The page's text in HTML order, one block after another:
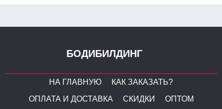
БОДИБИЛДИНГ
НА ГЛАВНУЮ
КАК ЗАКАЗАТЬ?
ОПЛАТА И ДОСТАВКА
СКИДКИ ОПТОМ